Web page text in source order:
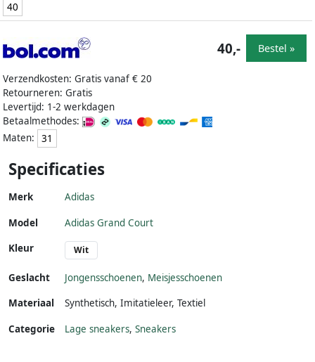
40
Verzendkosten: Gratis vanaf € 20
Retourneren: Gratis
Levertijd: 1-2 werkdagen
Betaalmethodes:
Maten:
31
40,- Bestel »
Specificaties
Merk Adidas
Model
Adidas Grand Court
Kleur
Wit
Geslacht Jongensschoenen, Meisjesschoenen
Materiaal
Synthetisch, Imitatieleer, Textiel
Categorie Lage sneakers, Sneakers